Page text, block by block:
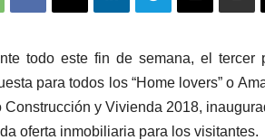
todo este fin de semana, el
para todos los “Home lovers” o
Construcción y Vivienda 2018,
oferta inmobiliaria para los visitantes.